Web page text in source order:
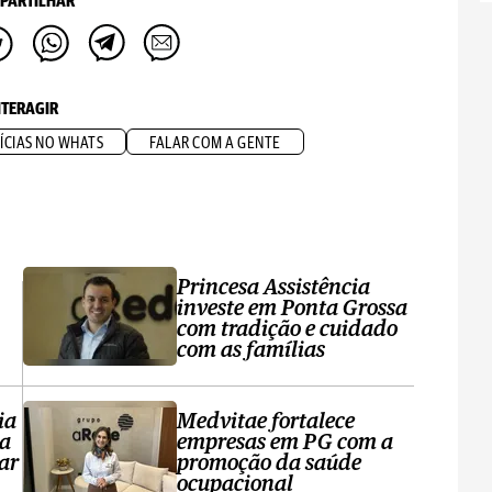
NO WHATS FALAR COM A GENTE
Princesa Assistência
investe em Ponta Grossa
com tradição e cuidado
com as famílias
Medvitae fortalece
empresas em PG com a
promoção da saúde
ocupacional